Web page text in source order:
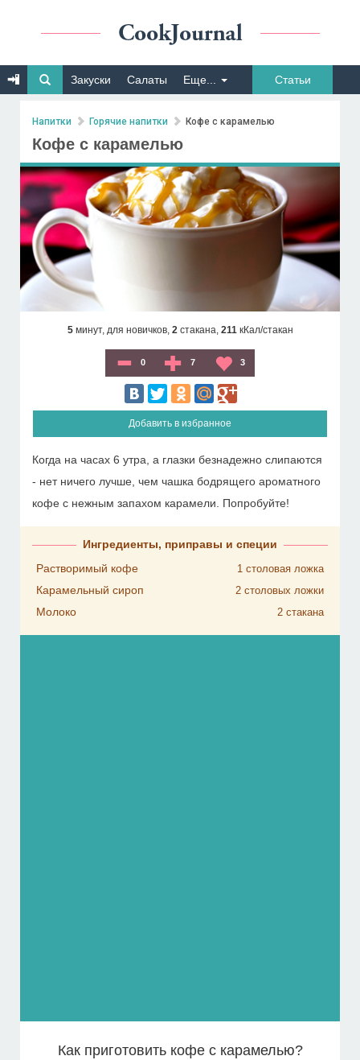
Закуски Салаты Еще... Статьи
Напитки Горячие напитки Кофе с карамелью
Кофе с карамелью
5минут, для новичков, 2стакана, 211кКал/стакан
0 7 3
Добавить в избранное
Когда на часах 6 утра, а глазки безнадежно слипаются
- нет ничего лучше, чем чашка бодрящего ароматного
кофе с нежным запахом карамели. Попробуйте!
Ингредиенты, приправы и специи
Растворимый кофе
1 столовая ложка
Карамельный сироп 2 столовых ложки
Молоко 2 стакана
Как приготовить кофе с карамелью?